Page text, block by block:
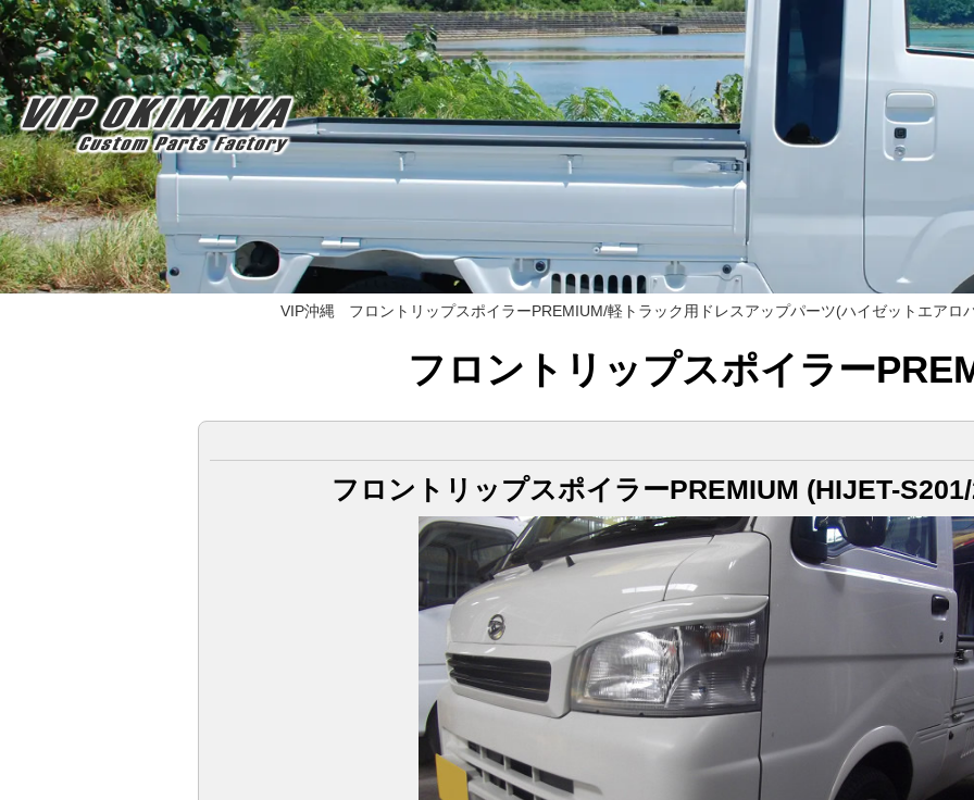
VIP沖縄 フロントリップスポイラーPREMIUM/軽トラック用ドレスアップパーツ(ハイゼットエアロ
フロントリップスポイラー
フロントリップスポイラーPREMIUM (HIJET-